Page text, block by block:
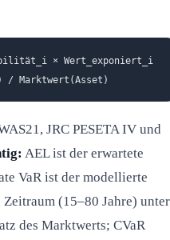
× Wert_exponiert_i
JRC PESETA IV und
AEL ist der erwartete
VaR ist der modellierte
(15–80 Jahre) unter
des Marktwerts; CVaR